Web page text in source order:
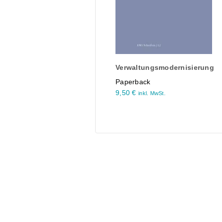
Verwaltungsmodernisierung
Paperback
9,50€ inkl. MwSt.